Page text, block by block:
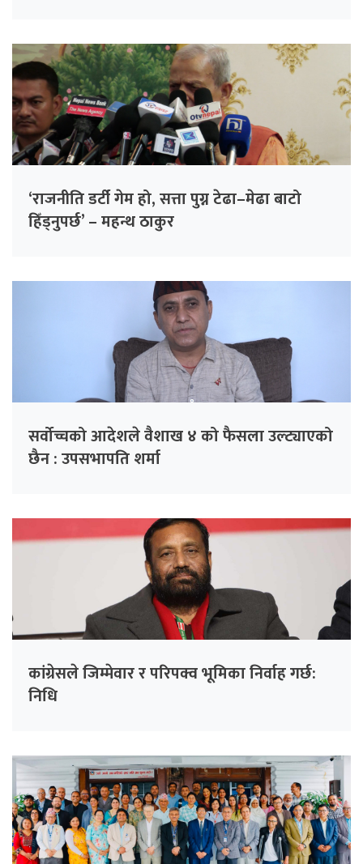
‘राजनीति डर्टी गेम हो, सत्ता पुग्न टेढा–मेढा बाटो
हिँड्नुपर्छ’ – महन्थ ठाकुर
सर्वोच्चको आदेशले वैशाख ४ को फैसला उल्ट्याएको
छैन : उपसभापति शर्मा
कांग्रेसले जिम्मेवार र परिपक्व भूमिका निर्वाह गर्छ:
निधि